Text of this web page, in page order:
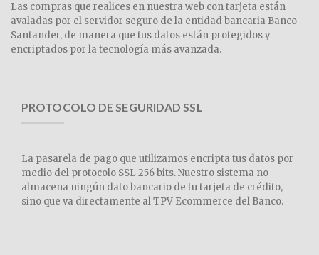
Las compras que realices en nuestra web con tarjeta están
avaladas por el servidor seguro de la entidad bancaria Banco
Santander, de manera que tus datos están protegidos y
encriptados por la tecnología más avanzada.
PROTOCOLO DE SEGURIDAD SSL
La pasarela de pago que utilizamos encripta tus datos por
medio del protocolo SSL 256 bits. Nuestro sistema no
almacena ningún dato bancario de tu tarjeta de crédito,
sino que va directamente al TPV Ecommerce del Banco.